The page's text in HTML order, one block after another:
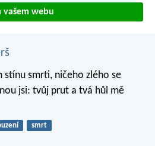
vašem webu
stínu smrti, ničeho zlého se
jsi: tvůj prut a tvá hůl mě
smrt